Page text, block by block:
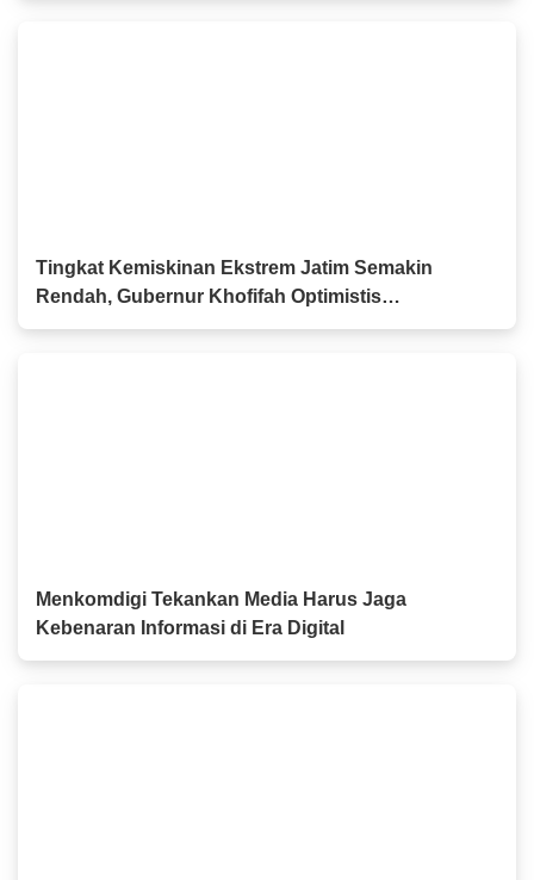
Tingkat Kemiskinan Ekstrem Jatim Semakin
Rendah, Gubernur Khofifah Optimistis
Kesejahteraan Masyarakat Meningkat
Menkomdigi Tekankan Media Harus Jaga
Kebenaran Informasi di Era Digital